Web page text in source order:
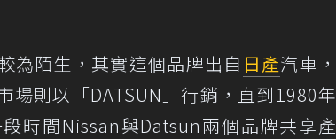
為陌生，其實這個品牌出自 日產汽車，
場則以「DATSUN」行銷，直到1980年
時間Nissan與Datsun兩個品牌共享產